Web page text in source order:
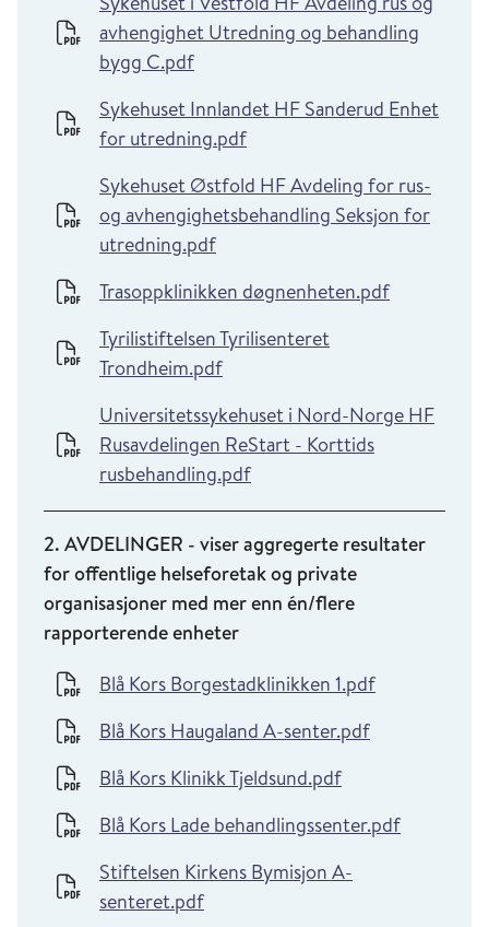
avhengighet Utredning og behandling
bygg C.pdf
Sykehuset Innlandet HF Sanderud Enhet
for utredning.pdf
Sykehuset Østfold HF Avdeling for rus-
og avhengighetsbehandling Seksjon for
utredning.pdf
Trasoppklinikken døgnenheten.pdf
Tyrilistiftelsen Tyrilisenteret
Trondheim.pdf
Universitetssykehuset i Nord-Norge HF
Rusavdelingen ReStart - Korttids
rusbehandling.pdf
2. AVDELINGER - viser aggregerte resultater
for offentlige helseforetak og private
organisasjoner med mer enn én/flere
rapporterende enheter
Blå Kors Borgestadklinikken 1.pdf
Blå Kors Haugaland A-senter.pdf
Blå Kors Klinikk Tjeldsund.pdf
Blå Kors Lade behandlingssenter.pdf
Stiftelsen Kirkens Bymisjon A-
senteret.pdf